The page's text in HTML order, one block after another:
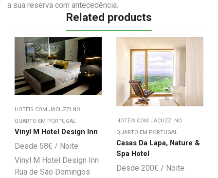
a sua reserva com antecedência.
Related products
HOTÉIS COM JACUZZI NO
QUARTO EM PORTUGAL
Vinyl M Hotel Design Inn
58€
Vinyl M Hotel Design Inn
Rua de São Domingos
HOTÉIS COM JACUZZI NO
QUARTO EM PORTUGAL
Casas Da Lapa, Nature &
Spa Hotel
200€